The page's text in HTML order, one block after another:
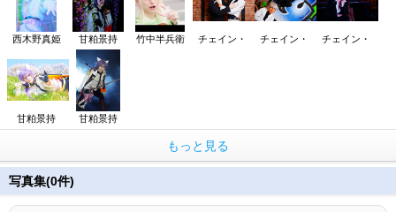
西木野真姫 甘粕景持 竹中半兵衛 チェイン・ チェイン・ チェイン・
甘粕景持 甘粕景持
もっと見る
写真集(0件)